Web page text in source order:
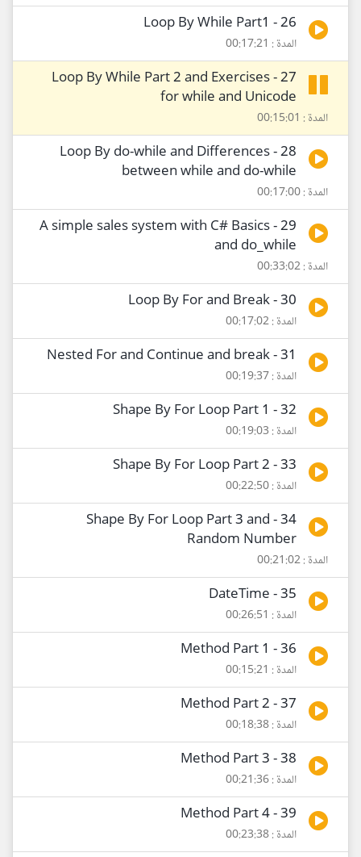
26 - Loop By While Part1
المدة : 00:17:21
27 - Loop By While Part 2 and Exercises
for while and Unicode
المدة : 00:15:01
28 - Loop By do-while and Differences
between while and do-while
المدة : 00:17:00
29 - A simple sales system with C# Basics
and do_while
المدة : 00:33:02
30 - Loop By For and Break
المدة : 00:17:02
31 - Nested For and Continue and break
المدة : 00:19:37
32 - Shape By For Loop Part 1
المدة : 00:19:03
33 - Shape By For Loop Part 2
المدة : 00:22:50
34 - Shape By For Loop Part 3 and
Random Number
المدة : 00:21:02
35 - DateTime
المدة : 00:26:51
36 - Method Part 1
المدة : 00:15:21
37 - Method Part 2
المدة : 00:18:38
38 - Method Part 3
المدة : 00:21:36
39 - Method Part 4
المدة : 00:23:38